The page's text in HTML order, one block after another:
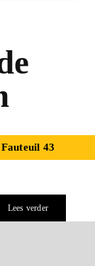
Fauteuil 43
Lees verder